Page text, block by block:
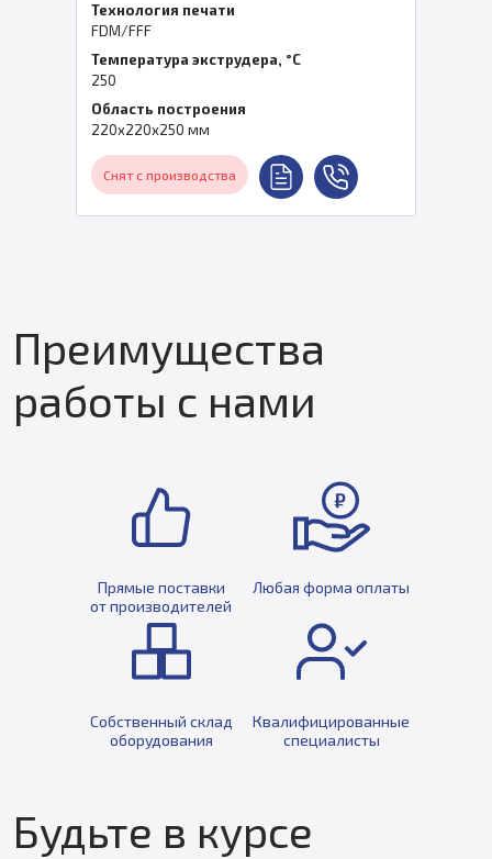
Технология печати
FDM/FFF
Температура экструдера, °C
250
Область построения
220x220x250 мм
Снят с производства
Преимущества
работы с нами
Прямые поставки
от производителей
Любая форма оплаты
Собственный склад
оборудования
Квалифицированные
специалисты
Будьте в курсе